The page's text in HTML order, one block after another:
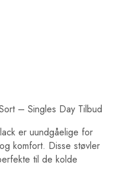
– Singles Day Tilbud
er uundgåelige for
komfort. Disse støvler
til de kolde